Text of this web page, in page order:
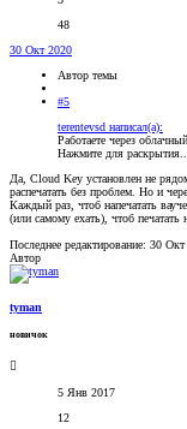
48
30 Окт 2020
Автор темы
#5
terentevsd написал(а):
Работаете через
Нажмите для
Да, Cloud Key установлен не
распечатать без проблем. Но и
Каждый раз, чтоб напечатать
(или самому ехать), чтоб
Последнее редактирование: 30 Окт
Автор
tyman
новичок
5 Янв 2017
12